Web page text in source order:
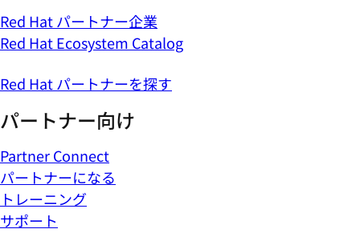
Red Hat パートナー企業
Red Hat Ecosystem Catalog
Red Hat パートナーを探す
パートナー向け
Partner Connect
パートナーになる
トレーニング
サポート